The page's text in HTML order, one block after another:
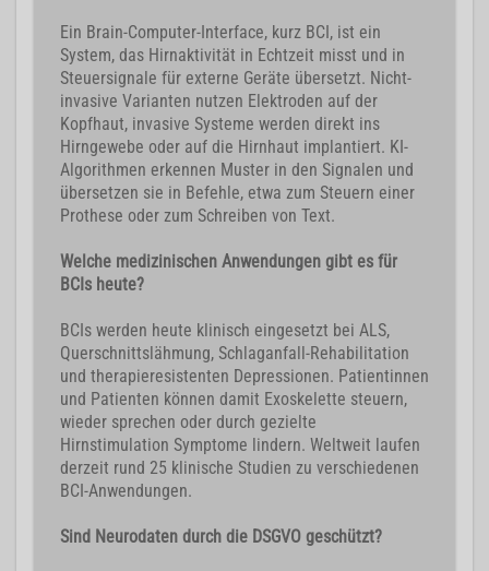
Ein Brain-Computer-Interface, kurz BCI, ist ein
System, das Hirnaktivität in Echtzeit misst und in
Steuersignale für externe Geräte übersetzt. Nicht-
invasive Varianten nutzen Elektroden auf der
Kopfhaut, invasive Systeme werden direkt ins
Hirngewebe oder auf die Hirnhaut implantiert. KI-
Algorithmen erkennen Muster in den Signalen und
übersetzen sie in Befehle, etwa zum Steuern einer
Prothese oder zum Schreiben von Text.
Welche medizinischen Anwendungen gibt es für
BCIs heute?
BCIs werden heute klinisch eingesetzt bei ALS,
Querschnittslähmung, Schlaganfall-Rehabilitation
und therapieresistenten Depressionen. Patientinnen
und Patienten können damit Exoskelette steuern,
wieder sprechen oder durch gezielte
Hirnstimulation Symptome lindern. Weltweit laufen
derzeit rund 25 klinische Studien zu verschiedenen
BCI-Anwendungen.
Sind Neurodaten durch die DSGVO geschützt?